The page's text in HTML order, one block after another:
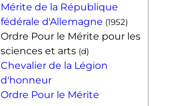
Mérite de la République
fédérale d'Allemagne (1952)
Ordre Pour le Mérite pour les
sciences et arts (d)
Chevalier de la Légion
d'honneur‎
Ordre Pour le Mérite